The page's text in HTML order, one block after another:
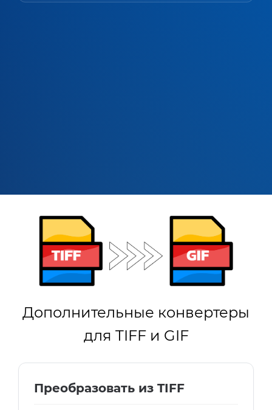
Дополнительные конвертеры
для TIFF и GIF
Преобразовать из TIFF